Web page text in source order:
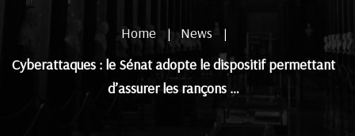
Home |News |
Cyberattaques : le Sénat adopte le dispositif permettant
d’assurer les rançons …